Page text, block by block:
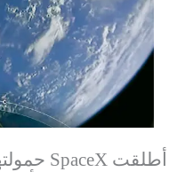
أطلقتSpaceX